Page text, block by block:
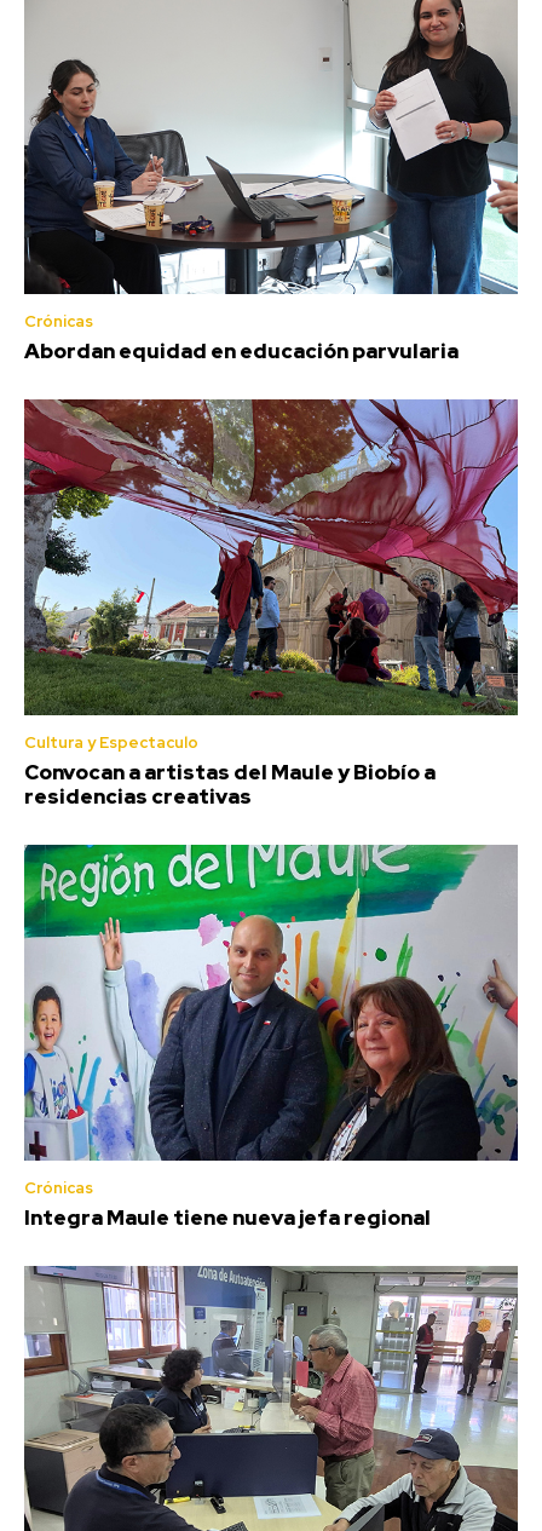
Crónicas
Abordan equidad en educación parvularia
Cultura y Espectaculo
Convocan a artistas del Maule y Biobío a
residencias creativas
Crónicas
Integra Maule tiene nueva jefa regional